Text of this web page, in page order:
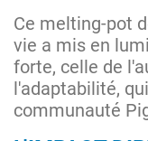
Ce melting-pot
vie a mis en
forte, celle de
l'adaptabilité,
communauté